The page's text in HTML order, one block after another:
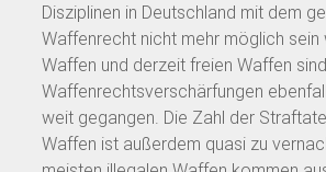
Disziplinen in Deutschland mit dem
Waffenrecht nicht mehr möglich sein
Waffen und derzeit freien Waffen
Waffenrechtsverschärfungen
weit gegangen. Die Zahl der
Waffen ist außerdem quasi zu